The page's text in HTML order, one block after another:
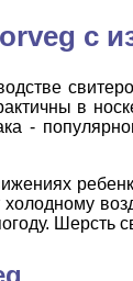
с
в
-
Шерсть